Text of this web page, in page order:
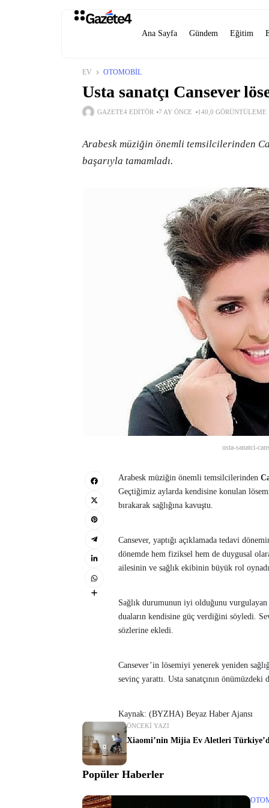
Ana Sayfa Gündem Eğitim
EV OTOMOBIL
Usta sanatçı Cansever
GAZETE4 EDITÖR 7 AY ÖNCE 140,0 GÖRÜNTÜLEME
Arabesk müziğin önemli temsilcilerinden
başarıyla tamamladı.
usta-sanatci-
Arabesk müziğin önemli temsilcilerinden
Geçtiğimiz aylarda kendisine konulan
bırakarak sağlığına kavuştu.
Cansever, yaptığı açıklamada tedavi
dönemde hem fiziksel hem de duygusal
ailesinin ve sağlık ekibinin büyük rol
Sağlık durumunun iyi olduğunu
duaların kendisine güç verdiğini söyledi.
sözlerine ekledi.
Cansever’in lösemiyi yenerek yeniden
sevinç yarattı. Usta sanatçının
Kaynak: (BYZHA) Beyaz Haber Ajansı
ÖNCEKI YAZI
Xiaomi’nin Mijia Ev Aletleri
Popüler Haberler